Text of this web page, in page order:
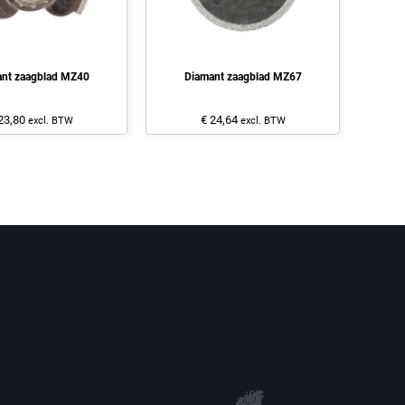
zaagblad MZ40
excl. BTW
Diamant zaagblad MZ67
€ 24,64 excl. BTW